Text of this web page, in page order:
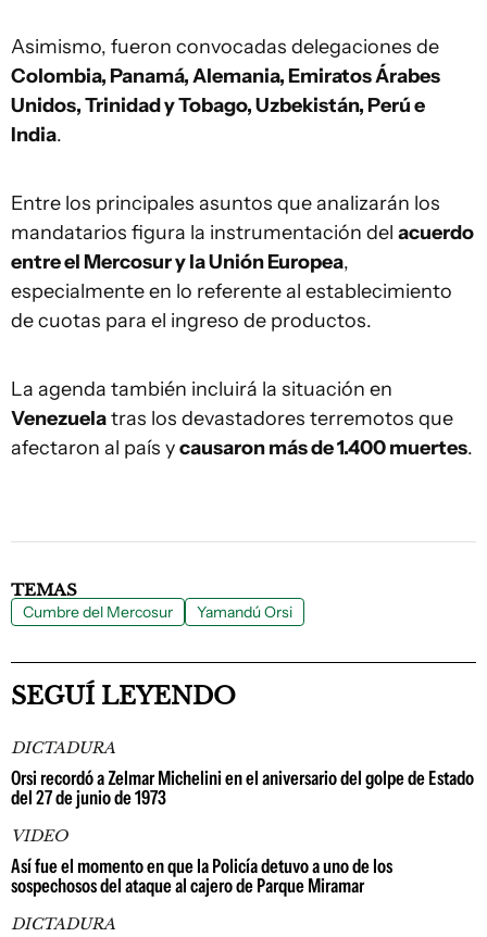
Asimismo, fueron convocadas delegaciones de
Colombia, Panamá, Alemania, Emiratos Árabes
Unidos, Trinidad y Tobago, Uzbekistán, Perú e
India.
Entre los principales asuntos que analizarán los
mandatarios figura la instrumentación del acuerdo
entre el Mercosur y la Unión Europea,
especialmente en lo referente al establecimiento
de cuotas para el ingreso de productos.
La agenda también incluirá la situación en
Venezuelatras los devastadores terremotos que
afectaron al país ycausaron más de 1.400 muertes.
TEMAS
Cumbre del Mercosur Yamandú Orsi
SEGUÍ LEYENDO
DICTADURA
Orsi recordó a Zelmar Michelini en el aniversario del golpe de Estado
del 27 de junio de 1973
VIDEO
Así fue el momento en que la Policía detuvo a uno de los
sospechosos del ataque al cajero de Parque Miramar
DICTADURA